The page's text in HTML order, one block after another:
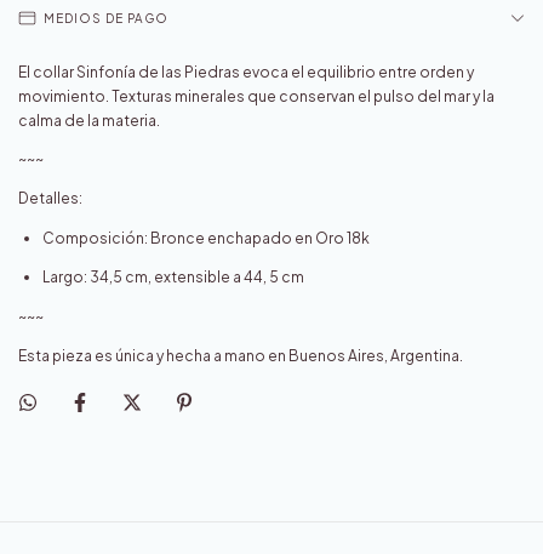
MEDIOS DE PAGO
El collar Sinfonía de las Piedras evoca el equilibrio entre orden y
movimiento. Texturas minerales que conservan el pulso del mar y la
calma de la materia.
~~~
Detalles:
Composición: Bronce enchapado en Oro 18k
Largo: 34,5 cm, extensible a 44, 5 cm
~~~
Esta pieza es única y hecha a mano en Buenos Aires, Argentina.